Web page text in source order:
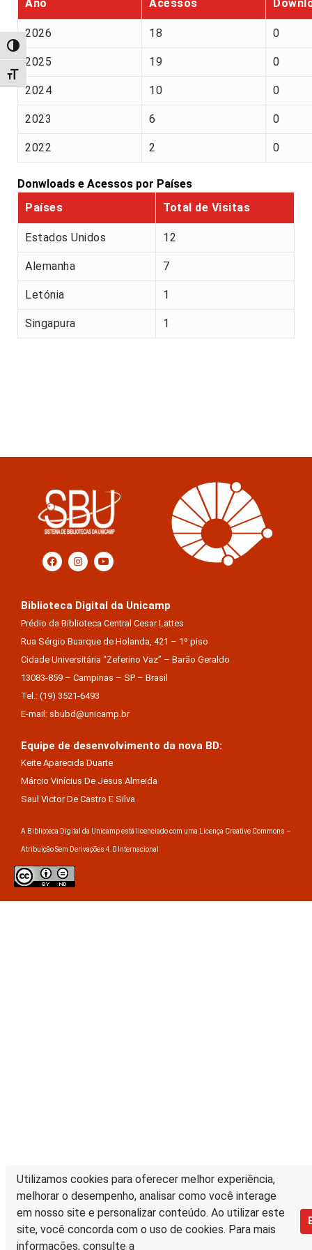
Utilizamos cookies para oferecer melhor experiência,
melhorar o desempenho, analisar como você interage
em nosso site e personalizar conteúdo. Ao utilizar este
site, você concorda com o uso de cookies. Para mais
informações, consulte a
Alternar alto contraste
Alternar tamanho da fonte
Ano Acessos
2026 18 0
2025 19 0
2024 10 0
2023 6 0
2022 2 0
Donwloads e Acessos por Países
Países
Total de Visitas
Estados Unidos 12
Alemanha 7
Letónia 1
Singapura 1
Biblioteca Digital da Unicamp
Prédio da Biblioteca Central Cesar Lattes
Rua Sérgio Buarque de Holanda, 421 – 1º piso
Cidade Universitária “Zeferino Vaz” – Barão Geraldo
13083-859 – Campinas – SP – Brasil
Tel.: (19) 3521-6493
E-mail: sbubd@unicamp.br
Equipe de desenvolvimento da nova BD:
Keite Aparecida Duarte
Márcio Vinícius De Jesus Almeida
Saul Victor De Castro E Silva
A Biblioteca Digital da Unicamp está licenciado com uma Licença Creative Commons –
Atribuição Sem Derivações 4.0 Internacional